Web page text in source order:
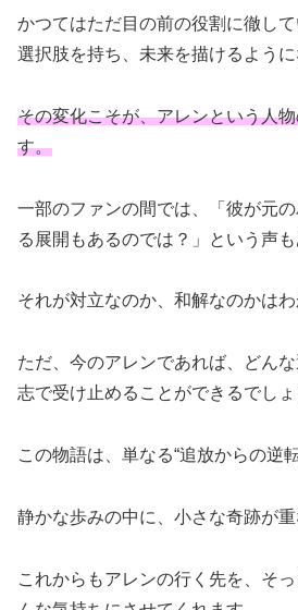
かつてはただ目の前の役割に徹し
選択肢を持ち、未来を描けるように
その変化こそが、アレンという人物
す。
一部のファンの間では、「彼が元
る展開もあるのでは？」という声も
それが対立なのか、和解なのかはわ
ただ、今のアレンであれば、どん
志で受け止めることができるでしょ
この物語は、単なる“追放からの逆
静かな歩みの中に、小さな奇跡が重
これからもアレンの行く先を、そ